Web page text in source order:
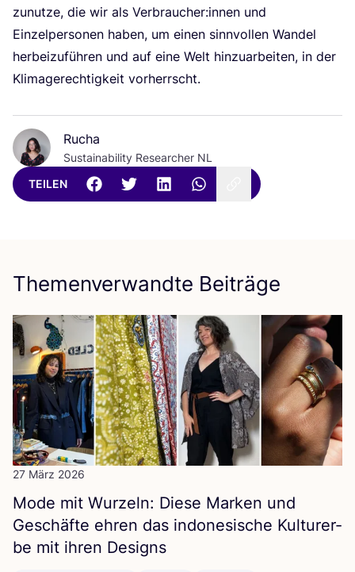
zunut­ze, die wir als Verbraucher:innen und
Ein­zel­per­so­nen haben, um einen sinn­vol­len Wan­del
her­bei­zu­füh­ren und auf eine Welt hin­zu­ar­bei­ten, in der
Kli­ma­ge­rech­tig­keit vorherrscht.
Rucha
Sustainability Researcher NL
TEILEN
Themenverwandte Beiträge
27 März 2026
Mode mit Wur­zeln: Die­se Mar­ken und
Geschäf­te ehren das indo­ne­si­sche Kul­tur­er­
be mit ihren Designs